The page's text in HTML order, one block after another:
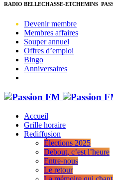
RADIO BELLECHASSE-ETCHEMINS
Devenir membre
Membres affaires
Souper annuel
Offres d’emploi
Bingo
Anniversaires
Accueil
Grille horaire
Rediffusion
Élections 2025
Debout, c’est l’heure
Entre-nous
Le retour